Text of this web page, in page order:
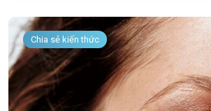
Chia sẻ kiến thức